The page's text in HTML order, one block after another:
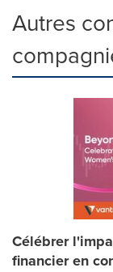
Autres
Célébrer
financier en